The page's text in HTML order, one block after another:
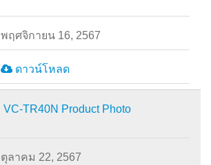
พฤศจิกายน 16, 2567
ดาวน์โหลด
VC-TR40N Product Photo
ตุลาคม 22, 2567